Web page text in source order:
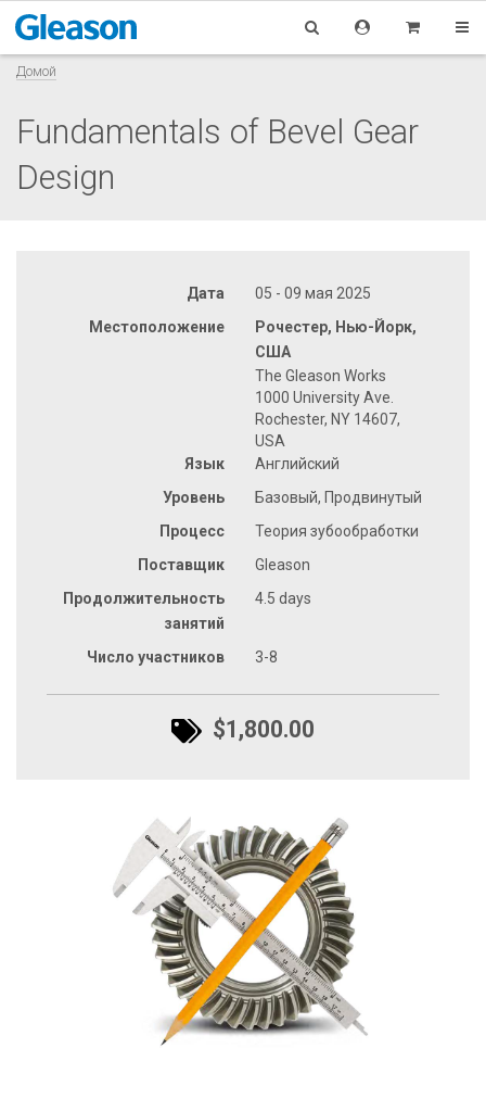
Домой
Fundamentals of Bevel Gear
Design
Дата
05 - 09 мая 2025
Местоположение
Рочестер, Нью-Йорк,
США
The Gleason Works
1000 University Ave.
Rochester, NY 14607,
USA
Язык
Английский
Уровень
Базовый, Продвинутый
Процесс
Теория зубообработки
Поставщик
Gleason
Продолжительность
занятий
4.5 days
Число участников 3-8
$1,800.00